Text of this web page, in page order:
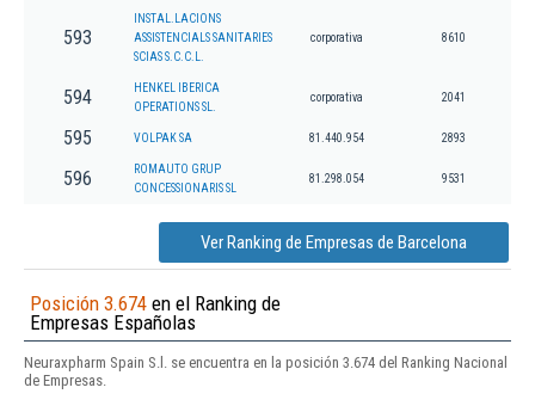
593
INSTAL.LACIONS
ASSISTENCIALS SANITARIES
SCIAS S.C.C.L.
corporativa 8610
594
HENKEL IBERICA
OPERATIONS SL.
corporativa 2041
595 VOLPAK SA 81.440.954 2893
596
ROMAUTO GRUP
CONCESSIONARIS SL
81.298.054 9531
Ver Ranking de Empresas de Barcelona
Posición 3.674 en el Ranking de
Empresas Españolas
Neuraxpharm Spain S.l. se encuentra en la posición 3.674 del Ranking Nacional
de Empresas.